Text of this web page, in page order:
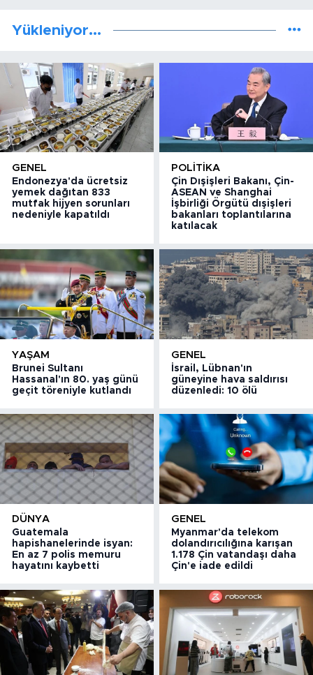
Yükleniyor...
GENEL
Endonezya'da ücretsiz
yemek dağıtan 833
mutfak hijyen sorunları
nedeniyle kapatıldı
POLITIKA
Çin Dışişleri Bakanı, Çin-
ASEAN ve Shanghai
İşbirliği Örgütü dışişleri
bakanları toplantılarına
katılacak
YAŞAM
Brunei Sultanı
Hassanal'ın 80. yaş günü
geçit töreniyle kutlandı
GENEL
İsrail, Lübnan'ın
güneyine hava saldırısı
düzenledi: 10 ölü
DÜNYA
Guatemala
hapishanelerinde isyan:
En az 7 polis memuru
hayatını kaybetti
GENEL
Myanmar'da telekom
dolandırıcılığına karışan
1.178 Çin vatandaşı daha
Çin'e iade edildi